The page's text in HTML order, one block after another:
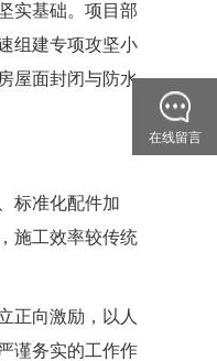
在线留言
实基础。项目部
组建专项攻坚小
屋面封闭与防水
标准化配件加
施工效率较传统
正向激励，以人
谨务实的工作作